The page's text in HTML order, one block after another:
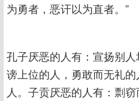
为勇者，恶讦以为直者。”
孔子厌恶的人有：宣扬别
谤上位的人，勇敢而无礼
人。子贡厌恶的人有：剽